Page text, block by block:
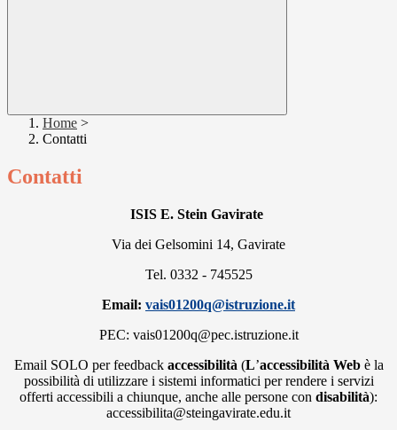
Home >
Contatti
Contatti
ISIS E. Stein Gavirate
Via dei Gelsomini 14, Gavirate
Tel. 0332 - 745525
Email: vais01200q@istruzione.it
PEC: vais01200q@pec.istruzione.it
Email SOLO per feedback accessibilità (L’accessibilità Webè la
possibilità di utilizzare i sistemi informatici per rendere i servizi
offerti accessibili a chiunque, anche alle persone con disabilità):
accessibilita@steingavirate.edu.it